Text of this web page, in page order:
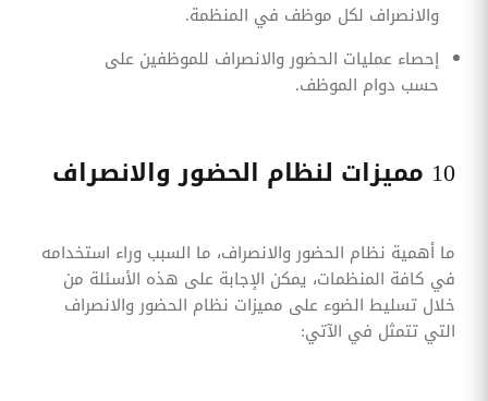
والانصراف لكل موظف في المنظمة.
إحصاء عمليات الحضور والانصراف للموظفين على
حسب دوام الموظف.
10 مميزات لنظام الحضور والانصراف
ما أهمية نظام الحضور والانصراف، ما السبب وراء استخدامه
في كافة المنظمات، يمكن الإجابة على هذه الأسئلة من
خلال تسليط الضوء على مميزات نظام الحضور والانصراف
التي تتمثل في الآتي: